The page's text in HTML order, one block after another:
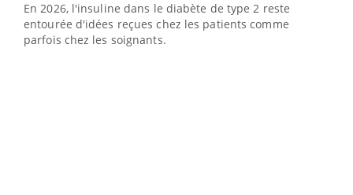
En 2026, l'insuline dans le diabète de type 2 reste
entourée d'idées reçues chez les patients comme
parfois chez les soignants.